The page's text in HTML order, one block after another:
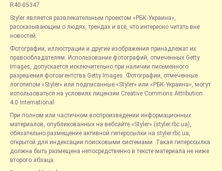
R40-05347
Styler является развлекательным проектом «РБК-Украина»,
рассказывающим о людях, трендах и всё, что интересно читать вне
новостей.
Фотографии, иллюстрации и другие изображения принадлежат их
правообладателям. Использование фотографий, отмеченных Getty
Images, допускается исключительно при наличии письменного
разрешения фотоагентства Getty Images. Фотографии, отмеченные
логотипом «Styler» или подписанные «Styler» или «РБК-Украина», могут
использоваться на условиях лицензии Creative Commons Attribution
4.0 International.
При полном или частичном воспроизведении информационных
материалов, опубликованных на вебсайте «Styler» (styler.rbc.ua),
обязательно размещение активной гиперссылки на styler.rbc.ua,
открытой для индексации поисковыми системами. Такая гиперссылка
должна быть размещена непосредственно в тексте материала не ниже
второго абзаца.